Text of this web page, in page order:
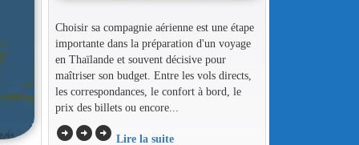
Choisir sa compagnie aérienne est une étape
importante dans la préparation d'un voyage
en Thaïlande et souvent décisive pour
maîtriser son budget. Entre les vols directs,
les correspondances, le confort à bord, le
prix des billets ou encore...
arrow_circle_rightarrow_circle_rightarrow_circle_right Lire la suite